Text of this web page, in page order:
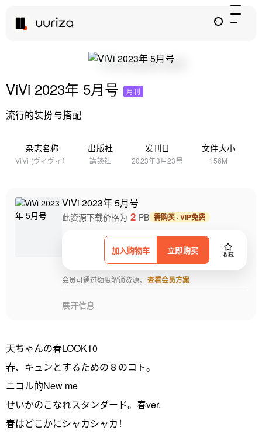
ViVi 2023年 5月号 月刊
流行的装扮与搭配
杂志名称
ViVi (ヴィヴィ）
出版社
講談社
发刊日
2023年3月23号
文件大小
156M
ViVi 2023年 5月号
加入购物车 立即购买 收藏
此资源下载价格为 2 PB 需购买 · VIP免费
会员可通过额度解锁资源， 查看会员方案
展开信息
天ちゃんの春LOOK10
春、キュンとするための８のコト。
ニコル的New me
せいかのこなれスタンダード。春ver.
春はどこかにシャカシャカ！